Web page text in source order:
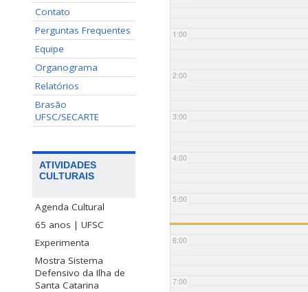
Contato
Perguntas Frequentes
Equipe
Organograma
Relatórios
Brasão
UFSC/SECARTE
ATIVIDADES
CULTURAIS
Agenda Cultural
65 anos | UFSC
Experimenta
Mostra Sistema
Defensivo da Ilha de
Santa Catarina
1:00
2:00
3:00
4:00
5:00
6:00
7:00